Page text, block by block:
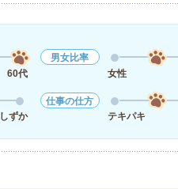
60代
男女比率
女性
しずか
仕事の仕方
テキパキ